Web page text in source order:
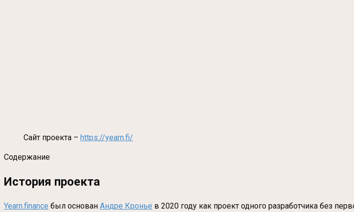
Сайт проекта – https://yearn.fi/
Содержание
История проекта
Yearn.finance был основан Андре Кронье в 2020 году как проект одного разработчика без